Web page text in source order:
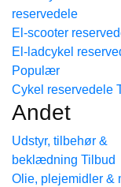
reservedele
El-scooter
El-ladcykel
Cykel reservedele
Andet
Udstyr, tilbehør &
beklædning
Olie, plejemidler &